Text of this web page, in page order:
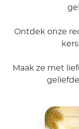
Ontdek onze
Maak ze met